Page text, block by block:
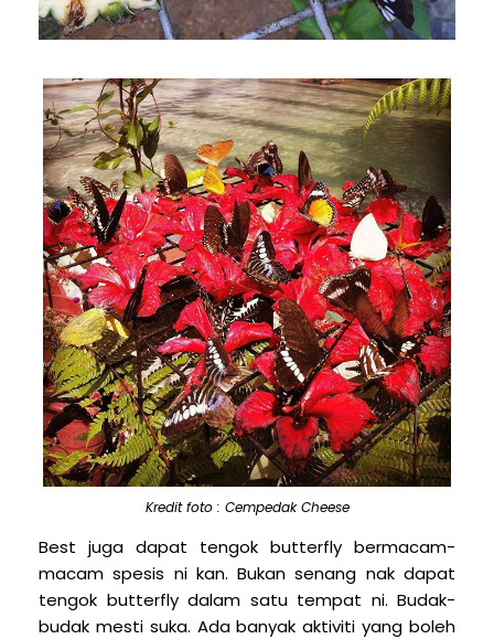
Kredit foto : Cempedak Cheese
Best juga dapat tengok butterfly bermacam-
macam spesis ni kan. Bukan senang nak dapat
tengok butterfly dalam satu tempat ni. Budak-
budak mesti suka. Ada banyak aktiviti yang boleh